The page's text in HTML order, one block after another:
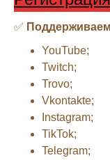
✅
YouTube;
Twitch;
Trovo;
Vkontakte;
Instagram;
TikTok;
Telegram;